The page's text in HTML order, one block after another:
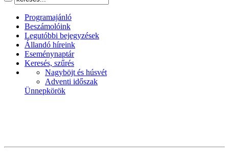
Programajánló
Beszámolóink
Legutóbbi bejegyzések
Állandó híreink
Eseménynaptár
Keresés, szűrés
Nagyböjt és húsvét
Adventi időszak
Ünnepkörök